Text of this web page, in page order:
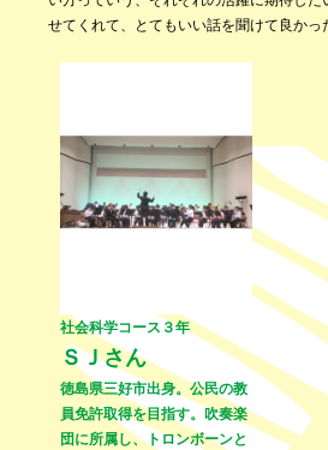
せてくれて、とてもいい話を聞けて良かっ
社会科学コース３年
ＳＪさん
徳島県三好市出身。公民の教
員免許取得を目指す。吹奏楽
団に所属し、トロンボーンと